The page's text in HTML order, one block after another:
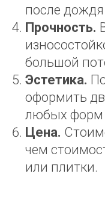
после дождя
Прочность.
большой
Эстетика.
оформить
любых форм
Цена.
чем
или плитки.